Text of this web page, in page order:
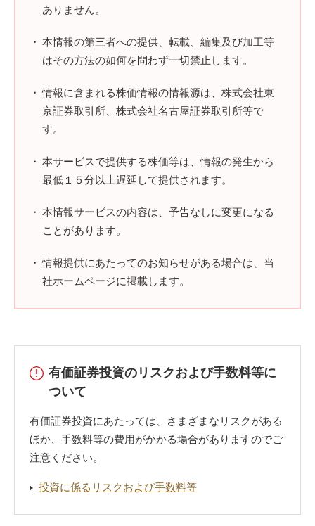
ありません。
本情報の第三者への提供、転載、編集及び加工等
はその方法の如何を問わず一切禁止します。
情報に含まれる株価情報の情報源は、株式会社東
京証券取引所、株式会社名古屋証券取引所等で
す。
本サービスで提供する株価等は、情報の発生から
最低１５分以上遅延して提供されます。
本情報サービスの内容は、予告なしに変更になる
ことがあります。
情報提供にあたってのお知らせがある場合は、当
社ホームページに掲載します。
有価証券投資のリスクおよび手数料等に
ついて
有価証券投資にあたっては、さまざまなリスクがある
ほか、手数料等の費用がかかる場合がありますのでご
注意ください。
投資に係るリスクおよび手数料等